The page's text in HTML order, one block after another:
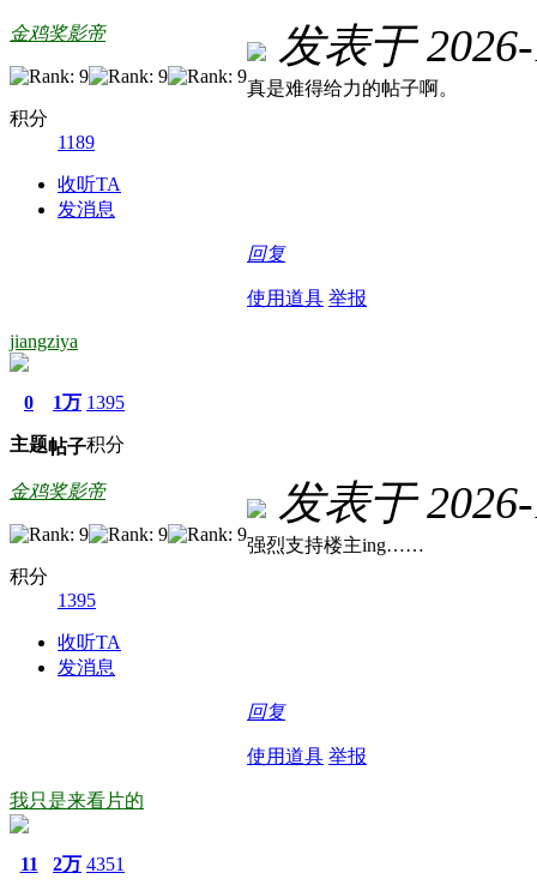
金鸡奖影帝
积分
1189
收听TA
发消息
发表于
真是难得给力的帖子啊。
回复
使用道具 举报
jiangziya
0
主题
1万
帖子
1395
积分
金鸡奖影帝
积分
1395
收听TA
发消息
发表于
强烈支持楼主ing……
回复
使用道具 举报
我只是来看片的
11 2万 4351